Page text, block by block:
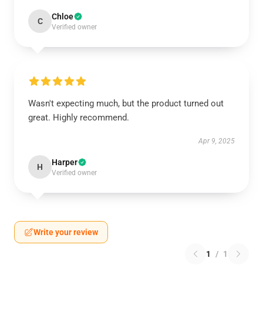
C Chloe
Verified owner
Wasn't expecting much, but the product turned out
great. Highly recommend.
Apr 9, 2025
H Harper
Verified owner
Write your review
1 / 1